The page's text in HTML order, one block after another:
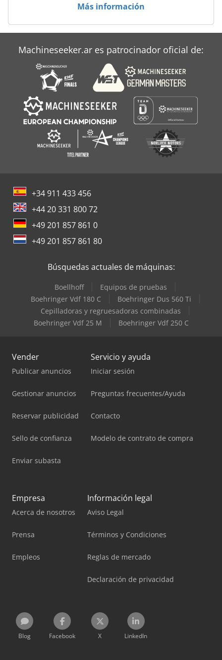
Más información
Machineseeker.ar es patrocinador oficial de:
+34 911 433 456
+44 20 331 800 72
+49 201 857 861 0
+49 201 857 861 80
Búsquedas actuales de máquinas:
Boellhoff
Equipos de pruebas
Boehringer Vdf 180 C
Boehringer Dus 560 Ti
Cepilladoras y regruesadoras combinadas
Boehringer Vdf 25 M
Boehringer Vdf 250 C
Vender
Publicar anuncios
Gestionar anuncios
Reservar publicidad
Sello de confianza
Enviar subasta
Servicio y ayuda
Iniciar sesión
Preguntas frecuentes/Ayuda
Contacto
Modelo de contrato de compra
Empresa
Acerca de nosotros
Prensa
Empleos
Información legal
Aviso Legal
Términos y Condiciones
Reglas de mercado
Declaración de privacidad
Blog Facebook X LinkedIn